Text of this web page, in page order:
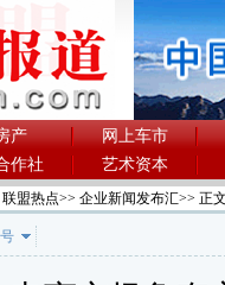
产 网上车市
作社
艺术资本
联盟热点>> 企业新闻发布汇>> 正文